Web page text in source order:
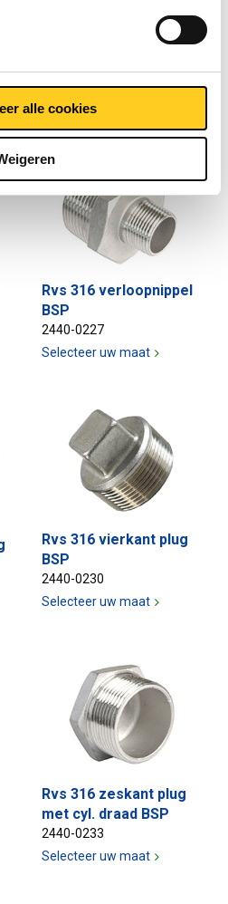
alle cookies
Rvs 316 verloopsok
Selecteer uw maat
Rvs 316 verloopnippel
BSP
2440-0227
Selecteer uw maat
Rvs 316 vierkant plug
BSP
2440-0230
Selecteer uw maat
Rvs 316 zeskant plug
met cyl. draad BSP
2440-0233
Selecteer uw maat